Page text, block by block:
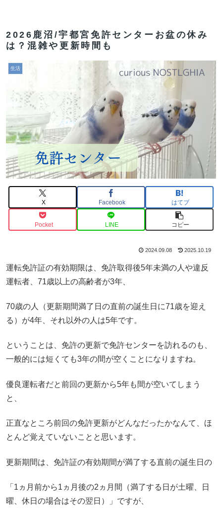
2026鹿沼/宇都宮免許センターお盆の休み
は？混雑や更新時間も
生活
X Facebook はてブ
Pocket LINE コピー
2024.09.08 2025.10.19
運転免許証の有効期限は、免許取得後5年未満の人や違反
運転者、71歳以上の高齢者が3年、
70歳の人（更新期間満了日の直前の誕生日に71歳を迎え
る）が4年、それ以外の人は5年です。
ということは、免許の更新で免許センターを訪れるのも、
一般的には短くても3年の間が空くことになりますね。
優良運転者だと前回の更新から5年も間が空いてしまう
と、
正直なところ前回の免許更新がどんなだったかなんて、ほ
とんど覚えていないことと思います。
更新期間は、免許証の有効期間が満了する直前の誕生日の
「1ヵ月前から1ヵ月後の2ヵ月間（満了する日が土曜、日
曜、休日の場合はその翌日）」ですが、